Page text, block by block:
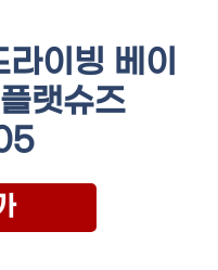
이빙 베이
랫슈즈